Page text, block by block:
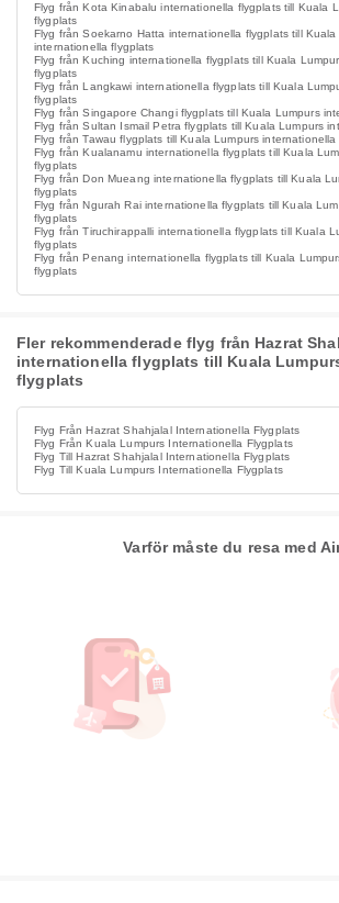
Flyg från Kota Kinabalu internationella flygplats till Kuala
flygplats
Flyg från Soekarno Hatta internationella flygplats till Kuala
internationella flygplats
Flyg från Kuching internationella flygplats till Kuala
flygplats
Flyg från Langkawi internationella flygplats till Kuala
flygplats
Flyg från Singapore Changi flygplats till Kuala Lumpurs
Flyg från Sultan Ismail Petra flygplats till Kuala Lumpurs
Flyg från Tawau flygplats till Kuala Lumpurs internationella
Flyg från Kualanamu internationella flygplats till Kuala
flygplats
Flyg från Don Mueang internationella flygplats till Kuala
flygplats
Flyg från Ngurah Rai internationella flygplats till Kuala
flygplats
Flyg från Tiruchirappalli internationella flygplats till Kuala
flygplats
Flyg från Penang internationella flygplats till Kuala
flygplats
Fler rekommenderade flyg från Hazrat
internationella flygplats till Kuala
flygplats
Flyg Från Hazrat Shahjalal Internationella Flygplats
Flyg Från Kuala Lumpurs Internationella Flygplats
Flyg Till Hazrat Shahjalal Internationella Flygplats
Flyg Till Kuala Lumpurs Internationella Flygplats
Varför måste du resa med